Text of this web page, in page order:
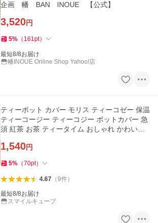
企画 幡 BAN INOUE 【公式】
3,520円
5% （ 161pt）
最短8/8お届け
幡INOUE Online Shop Yahoo!店
ティーポット カバー モリス ティーコゼー 保温
ティーコージー ティーコジー ポットカバー 急
須 紅茶 お茶 ティータイム おしゃれ かわいい
1,540円
5% （70pt）
4.67（9件）
最短8/8お届け
スマイルキューブ